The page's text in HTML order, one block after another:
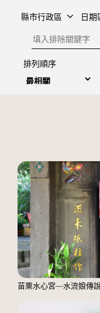
縣市行政區 日期
排除關鍵字
排列順序
苗栗水心宮—水流娘傳